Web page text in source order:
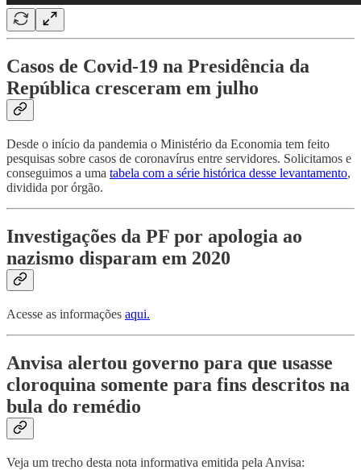
Casos de Covid-19 na Presidência da
República cresceram em julho
Desde o início da pandemia o Ministério da Economia tem feito
pesquisas sobre casos de coronavírus entre servidores. Solicitamos e
conseguimos a uma tabela com a série histórica desse levantamento,
dividida por órgão.
Investigações da PF por apologia ao
nazismo disparam em 2020
Acesse as informações aqui.
Anvisa alertou governo para que usasse
cloroquina somente para fins descritos na
bula do remédio
Veja um trecho desta nota informativa emitida pela Anvisa: